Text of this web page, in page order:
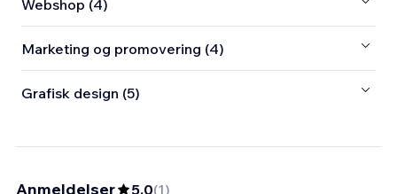
Webshop (4)
Marketing og promovering (4)
Grafisk design (5)
Anmeldelser 5,0(1)